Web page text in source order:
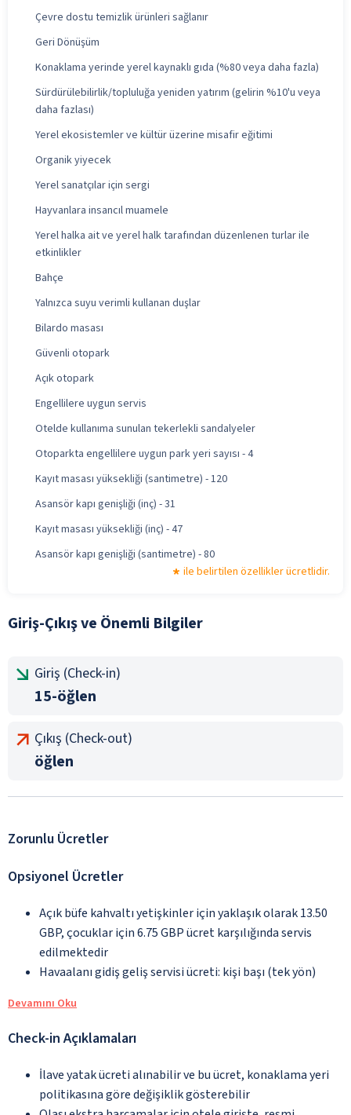
Çevre dostu temizlik ürünleri sağlanır
Geri Dönüşüm
Konaklama yerinde yerel kaynaklı gıda (%80 veya daha fazla)
Sürdürülebilirlik/topluluğa yeniden yatırım (gelirin %10'u veya
daha fazlası)
Yerel ekosistemler ve kültür üzerine misafir eğitimi
Organik yiyecek
Yerel sanatçılar için sergi
Hayvanlara insancıl muamele
Yerel halka ait ve yerel halk tarafından düzenlenen turlar ile
etkinlikler
Bahçe
Yalnızca suyu verimli kullanan duşlar
Bilardo masası
Güvenli otopark
Açık otopark
Engellilere uygun servis
Otelde kullanıma sunulan tekerlekli sandalyeler
Otoparkta engellilere uygun park yeri sayısı - 4
Kayıt masası yüksekliği (santimetre) - 120
Asansör kapı genişliği (inç) - 31
Kayıt masası yüksekliği (inç) - 47
Asansör kapı genişliği (santimetre) - 80
ile belirtilen özellikler ücretlidir.
Giriş-Çıkış ve Önemli Bilgiler
Giriş (Check-in)
15-öğlen
Çıkış (Check-out)
öğlen
Zorunlu Ücretler
Opsiyonel Ücretler
Açık büfe kahvaltı yetişkinler için yaklaşık olarak 13.50
GBP, çocuklar için 6.75 GBP ücret karşılığında servis
edilmektedir
Havaalanı gidiş geliş servisi ücreti: kişi başı (tek yön)
Devamını Oku
Check-in Açıklamaları
İlave yatak ücreti alınabilir ve bu ücret, konaklama yeri
politikasına göre değişiklik gösterebilir